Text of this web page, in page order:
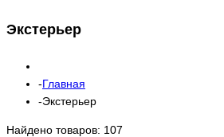
Экстерьер
Главная
Экстерьер
Найдено товаров: 107